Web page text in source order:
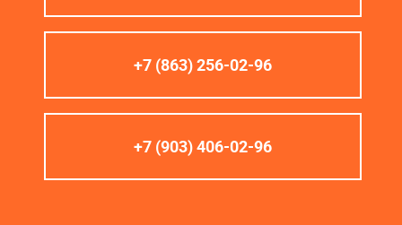
+7 (863) 256-02-96
+7 (903) 406-02-96